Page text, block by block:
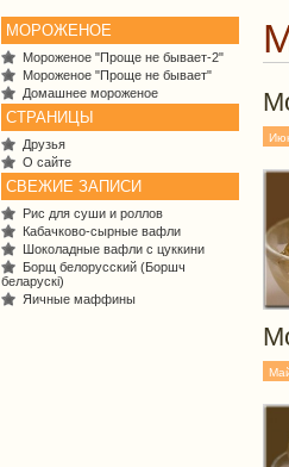
МОРОЖЕНОЕ
Мороженое "Проще не бывает-2"
Мороженое "Проще не бывает"
Домашнее мороженое
СТРАНИЦЫ
Друзья
О сайте
СВЕЖИЕ ЗАПИСИ
Рис для суши и роллов
Кабачково-сырные вафли
Шоколадные вафли с цуккини
Борщ белорусский (Боршч
беларускі)
Яичные маффины